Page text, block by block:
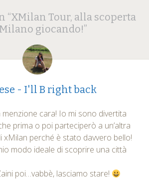
“XMilan Tour, alla scoperta
giocando!”
- I'll B right back
menzione cara! Io mi sono divertita
prima o poi parteciperò a un’altra
xMilan perché è stato davvero bello!
modo ideale di scoprire una città
poi…vabbè, lasciamo stare!